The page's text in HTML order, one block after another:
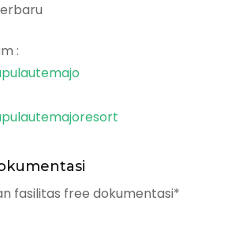
:
fasilitas free dokumentasi*